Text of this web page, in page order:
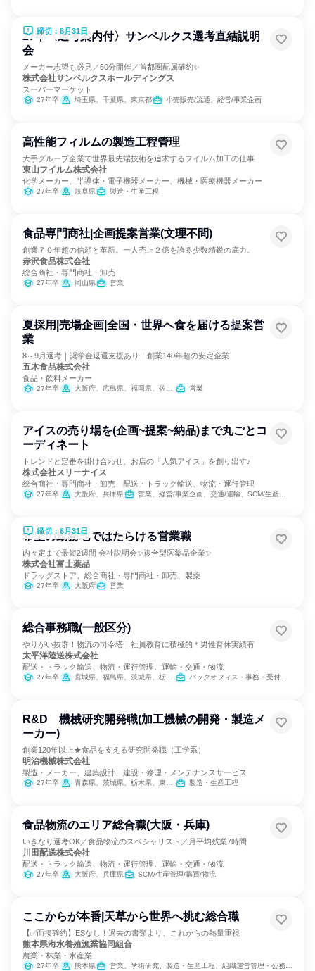
締切：8月31日
27卒〈選考案内付〉サンベルクス選考直結説明
会
メーカー志望も必見／60分開催／首都圏配属確約✨
株式会社サンベルクスホールディングス
スーパーマーケット
27年卒 埼玉県、千葉県、東京都 小売販売/流通、経営/事業企画
高性能フィルムの製造工程管理
大手グループ企業で世界最先端技術を追求するフイルム加工の仕事
東山フイルム株式会社
化学メーカー、半導体・電子機器メーカー、機械・医療機器メーカー
27年卒 岐阜県 製造・生産工程
食品専門商社|企画提案営業(文理不問)
創業７０年超の信頼と革新。一人売上２億を誇る少数精鋭の底力。
赤沢食品株式会社
総合商社・専門商社・卸売
27年卒 岡山県 営業
夏採用|売場企画|全国・世界へ食を届ける提案営
業
8～9月選考｜奨学金返還支援あり｜創業140年超の安定企業
五木食品株式会社
食品・飲料メーカー
27年卒 大阪府、広島県、福岡県、佐賀県、長崎県、熊本県、宮崎県、鹿児島県 営業
アイスの売り場を(企画~提案~納品)まで丸ごとコ
ーディネート
トレンドと定番を掛け合わせ、お店の「人気アイス」を創り出す♪
株式会社スリーナイス
総合商社・専門商社・卸売、配送・トラック輸送、物流・運行管理
27年卒 大阪府、兵庫県 営業、経営/事業企画、交通/運輸、SCM/生産管理/購買/物流、商品企画、マーケティング・広告・宣伝、カスタマーサクセス
締切：8月31日
希望の勤務地ではたらける営業職
内々定まで最短2週間 会社説明会✨複合型医薬品企業✨
株式会社富士薬品
ドラッグストア、総合商社・専門商社・卸売、製薬
27年卒 大阪府 営業
総合事務職(一般区分)
やりがい抜群！物流の司令塔｜社員教育に積極的＊男性育休実績有
太平洋陸送株式会社
配送・トラック輸送、物流・運行管理、運輸・交通・物流
27年卒 宮城県、福島県、茨城県、栃木県、群馬県、埼玉県、東京都、神奈川県、新潟県、山梨県、長野県、静岡県 バックオフィス・事務・受付、SCM/生産管理/購買/物流、交通/運輸
R&D 機械研究開発職(加工機械の開発・製造メ
ーカー)
創業120年以上★食品を支える研究開発職（工学系）
明治機械株式会社
製造・メーカー、建築設計、建設・修理・メンテナンスサービス
27年卒 青森県、茨城県、栃木県、東京都、長野県、兵庫県、福岡県 製造・生産工程
食品物流のエリア総合職(大阪・兵庫)
いきなり選考OK／食品物流のスペシャリスト／月平均残業7時間
川田配送株式会社
配送・トラック輸送、物流・運行管理、運輸・交通・物流
27年卒 大阪府、兵庫県 SCM/生産管理/購買/物流
ここからが本番|天草から世界へ挑む総合職
【✅面接確約】ESなし！過去の書類より、これからの熱量重視
熊本県海水養殖漁業協同組合
農業・林業・水産業
27年卒 熊本県 営業、学術研究、製造・生産工程、組織運営管理・公務員・事務系職種